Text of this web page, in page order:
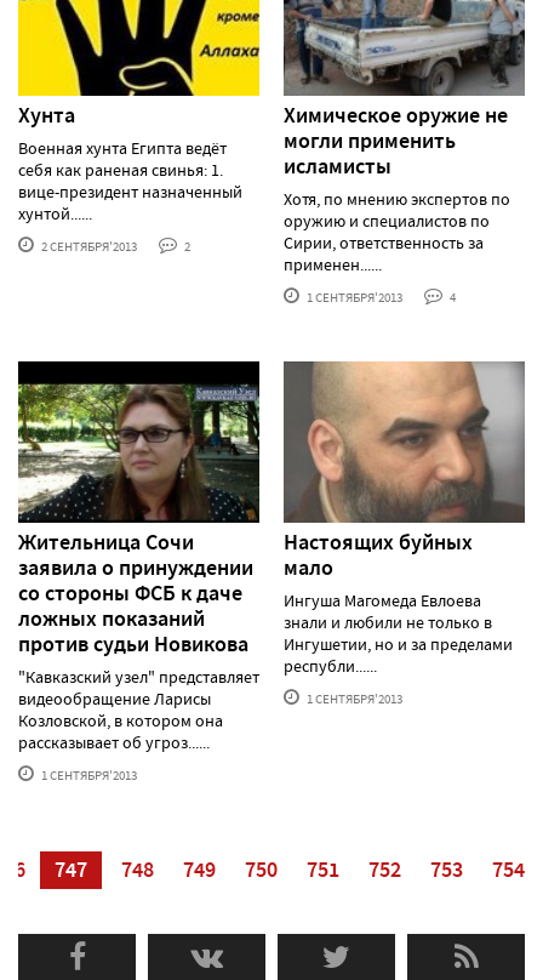
Хунта
Военная хунта Египта ведёт
себя как раненая свинья: 1.
вице-президент назначенный
хунтой......
2 СЕНТЯБРЯ'2013 2
Химическое оружие не
могли применить
исламисты
Хотя, по мнению экспертов по
оружию и специалистов по
Сирии, ответственность за
применен......
1 СЕНТЯБРЯ'2013 4
Жительница Сочи
заявила о принуждении
со стороны ФСБ к даче
ложных показаний
против судьи Новикова
"Кавказский узел" представляет
видеообращение Ларисы
Козловской, в котором она
рассказывает об угроз......
1 СЕНТЯБРЯ'2013
Настоящих буйных
мало
Ингуша Магомеда Евлоева
знали и любили не только в
Ингушетии, но и за пределами
республи......
1 СЕНТЯБРЯ'2013
747 748 749 750 751 752 753 754